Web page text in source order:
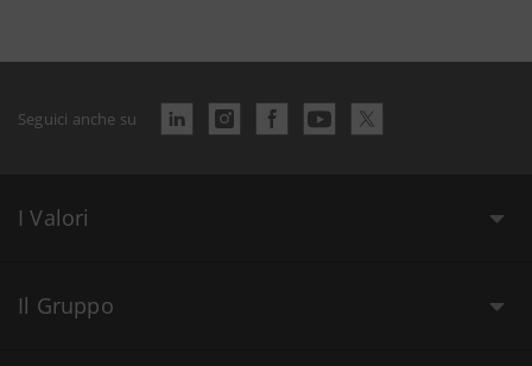
Seguici anche su
I Valori
Il Gruppo